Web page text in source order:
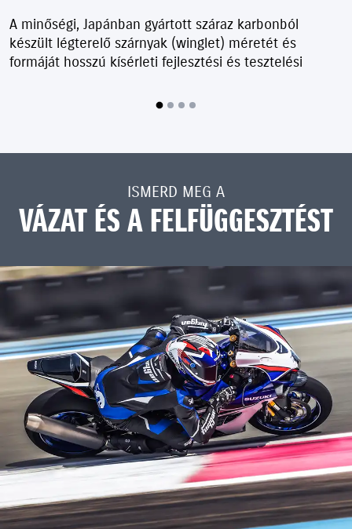
A minőségi, Japánban gyártott száraz karbonból
készült légterelő szárnyak (winglet) méretét és
formáját hosszú kísérleti fejlesztési és tesztelési
maximális leszorítóerőt biztosítsanak anélkül, hogy a
CHALLENGE használt a 2024-es Suzukai 8 órás
ISMERD MEG A
VÁZAT ÉS A FELFÜGGESZTÉST